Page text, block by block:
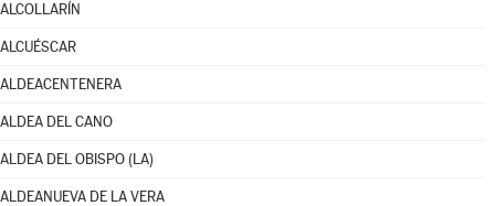
ALCOLLARÍN
ALCUÉSCAR
ALDEACENTENERA
ALDEA DEL CANO
ALDEA DEL OBISPO (LA)
ALDEANUEVA DE LA VERA